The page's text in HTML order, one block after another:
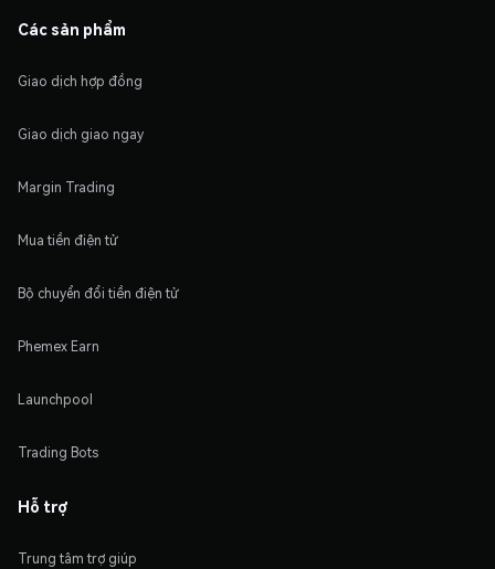
Các sản phẩm
Giao dịch hợp đồng
Giao dịch giao ngay
Margin Trading
Mua tiền điện tử
Bộ chuyển đổi tiền điện tử
Phemex Earn
Launchpool
Trading Bots
Hỗ trợ
Trung tâm trợ giúp